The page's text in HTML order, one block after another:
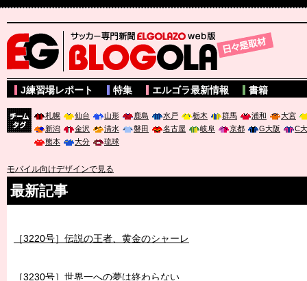
サッカー専門新聞ELGOLAZO web版 BLOGOLA
J練習場レポート 特集 エルゴラ最新情報 書籍
札幌 仙台 山形 鹿島 水戸 栃木 群馬 浦和
大宮
新潟
金沢 清水 磐田 名古屋 岐阜 京都 G大阪
C
熊本
大分 琉球
モバイル向けデザインで見る
最新記事